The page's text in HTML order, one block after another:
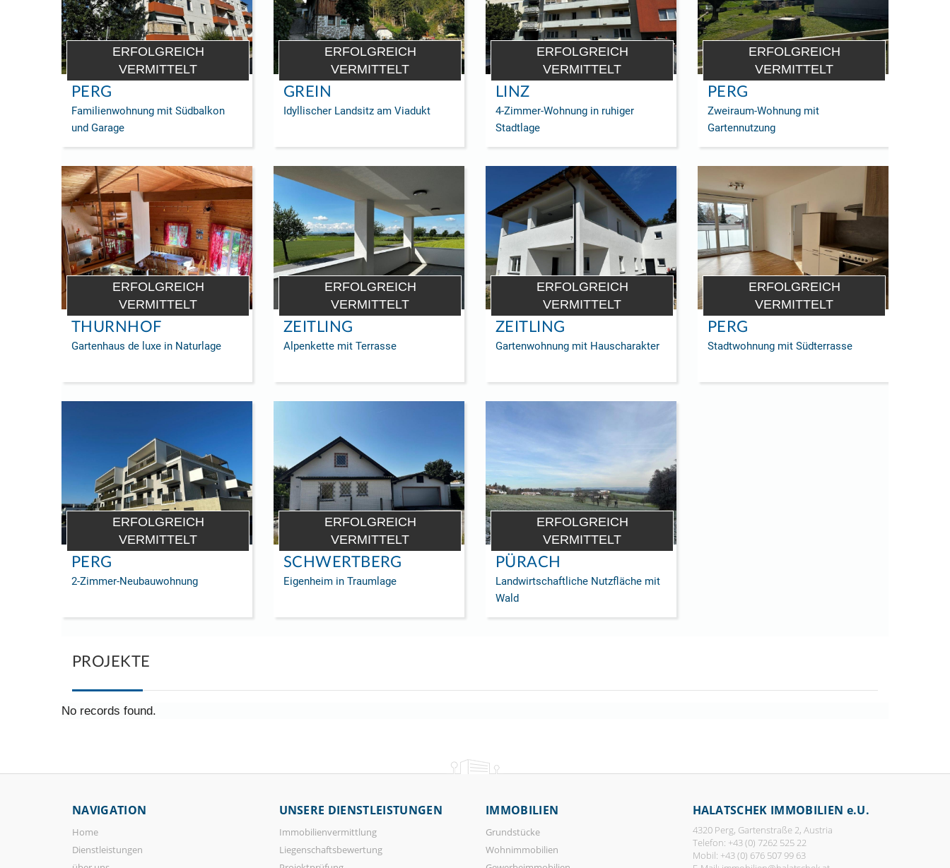
ERFOLGREICH
VERMITTELT
PERG
Familienwohnung mit Südbalkon
und Garage
ERFOLGREICH
VERMITTELT
GREIN
Idyllischer Landsitz am Viadukt
ERFOLGREICH
VERMITTELT
LINZ
4-Zimmer-Wohnung in ruhiger
Stadtlage
ERFOLGREICH
VERMITTELT
PERG
Zweiraum-Wohnung mit
Gartennutzung
ERFOLGREICH
VERMITTELT
THURNHOF
Gartenhaus de luxe in Naturlage
ERFOLGREICH
VERMITTELT
ZEITLING
Alpenkette mit Terrasse
ERFOLGREICH
VERMITTELT
ZEITLING
Gartenwohnung mit Hauscharakter
ERFOLGREICH
VERMITTELT
PERG
Stadtwohnung mit Südterrasse
ERFOLGREICH
VERMITTELT
PERG
2-Zimmer-Neubauwohnung
ERFOLGREICH
VERMITTELT
SCHWERTBERG
Eigenheim in Traumlage
ERFOLGREICH
VERMITTELT
PÜRACH
Landwirtschaftliche Nutzfläche mit
Wald
PROJEKTE
No records found.
NAVIGATION
Home
Dienstleistungen
UNSERE DIENSTLEISTUNGEN
Immobilienvermittlung
Liegenschaftsbewertung
IMMOBILIEN
Grundstücke
Wohnimmobilien
HALATSCHEK IMMOBILIEN e.U.
4320 Perg, Gartenstraße 2, Austria
Telefon: +43 (0) 7262 525 22
Mobil: +43 (0) 676 507 99 63